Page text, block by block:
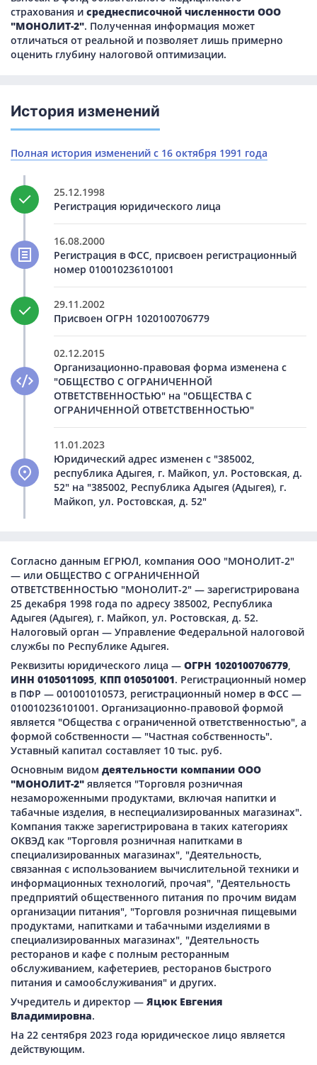
страхования и среднесписочной численности ООО
"МОНОЛИТ-2". Полученная информация может
отличаться от реальной и позволяет лишь примерно
оценить глубину налоговой оптимизации.
История изменений
Полная история изменений с 16 октября 1991 года
25.12.1998
Регистрация юридического лица
16.08.2000
Регистрация в ФСС, присвоен регистрационный
номер 010010236101001
29.11.2002
Присвоен ОГРН 1020100706779
02.12.2015
Организационно-правовая форма изменена с
"ОБЩЕСТВО С ОГРАНИЧЕННОЙ
ОТВЕТСТВЕННОСТЬЮ" на "ОБЩЕСТВА С
ОГРАНИЧЕННОЙ ОТВЕТСТВЕННОСТЬЮ"
11.01.2023
Юридический адрес изменен с "385002,
республика Адыгея, г. Майкоп, ул. Ростовская, д.
52" на "385002, Республика Адыгея (Адыгея), г.
Майкоп, ул. Ростовская, д. 52"
Согласно данным ЕГРЮЛ, компания ООО "МОНОЛИТ-2"
— или ОБЩЕСТВО С ОГРАНИЧЕННОЙ
ОТВЕТСТВЕННОСТЬЮ "МОНОЛИТ-2" — зарегистрирована
25 декабря 1998 года по адресу 385002, Республика
Адыгея (Адыгея), г. Майкоп, ул. Ростовская, д. 52.
Налоговый орган — Управление Федеральной налоговой
службы по Республике Адыгея.
Реквизиты юридического лица — ОГРН 1020100706779,
ИНН 0105011095, КПП 010501001. Регистрационный номер
в ПФР — 001001010573, регистрационный номер в ФСС —
010010236101001. Организационно-правовой формой
является "Общества с ограниченной ответственностью", а
формой собственности — "Частная собственность".
Уставный капитал составляет 10 тыс. руб.
Основным видом деятельности компании ООО
"МОНОЛИТ-2" является "Торговля розничная
незамороженными продуктами, включая напитки и
табачные изделия, в неспециализированных магазинах".
Компания также зарегистрирована в таких категориях
ОКВЭД как "Торговля розничная напитками в
специализированных магазинах", "Деятельность,
связанная с использованием вычислительной техники и
информационных технологий, прочая", "Деятельность
предприятий общественного питания по прочим видам
организации питания", "Торговля розничная пищевыми
продуктами, напитками и табачными изделиями в
специализированных магазинах", "Деятельность
ресторанов и кафе с полным ресторанным
обслуживанием, кафетериев, ресторанов быстрого
питания и самообслуживания" и других.
Учредитель и директор — Яцюк Евгения
Владимировна.
На 22 сентября 2023 года юридическое лицо является
действующим.